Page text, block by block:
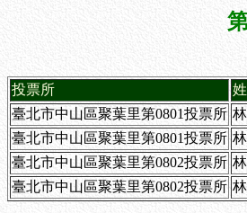
投票所
臺北市中山區聚葉里第0801投票所
臺北市中山區聚葉里第0801投票所
臺北市中山區聚葉里第0802投票所
臺北市中山區聚葉里第0802投票所